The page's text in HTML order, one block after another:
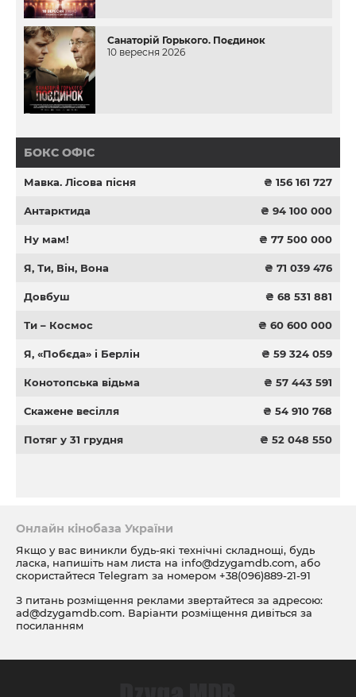
Санаторій Горького. Поєдинок
10 вересня 2026
БОКС ОФІС
Мавка. Лісова пісня ₴ 156 161 727
Антарктида ₴ 94 100 000
Ну мам! ₴ 77 500 000
Я, Ти, Він, Вона ₴ 71 039 476
Довбуш ₴ 68 531 881
Ти – Космос ₴ 60 600 000
Я, «Побєда» і Берлін ₴ 59 324 059
Конотопська відьма ₴ 57 443 591
Скажене весілля ₴ 54 910 768
Потяг у 31 грудня ₴ 52 048 550
Онлайн кінобаза України
Якщо у вас виникли будь-які технічні складнощі, будь
ласка, напишіть нам листа на info@dzygamdb.com, або
скористайтеся Telegram за номером +38(096)889-21-91
З питань розміщення реклами звертайтеся за адресою:
ad@dzygamdb.com. Варіанти розміщення дивіться за
посиланням